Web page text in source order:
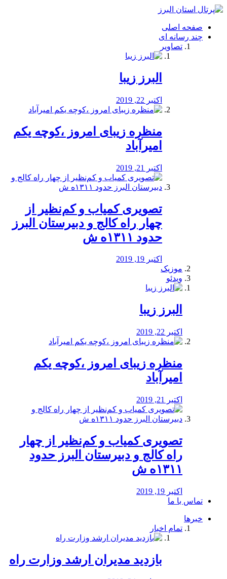
فصد
شرق
تهران
خشکشویی
صفحه اصلی
چند رسانه ای
تصاویر
البرز زیبا
اکتبر 22, 2019
منظره‌‌ زیبای امروز ،کوچه یکم
امیرآباد
اکتبر 21, 2019
️تصویری کمیاب و کم‌نظیر از
چهار راه كالج و دبيرستان البرز
حدود ۱۳۱۱ه ش
اکتبر 19, 2019
موزیک
ویدئو
البرز زیبا
اکتبر 22, 2019
منظره‌‌ زیبای امروز ،کوچه یکم
امیرآباد
اکتبر 21, 2019
️تصویری کمیاب و کم‌نظیر از چهار
راه كالج و دبيرستان البرز حدود
۱۳۱۱ه ش
اکتبر 19, 2019
تماس با ما
خبرها
تمام اخبار
بازدید مدیران ارشد وزارت راه